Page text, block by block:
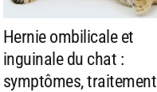
Hernie ombilicale et
inguinale du chat :
symptômes, traitement